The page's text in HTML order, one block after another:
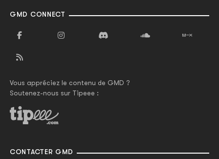
GMD CONNECT
Vous appréciez le contenu de GMD ?
Soutenez-nous sur Tipeee :
CONTACTER GMD